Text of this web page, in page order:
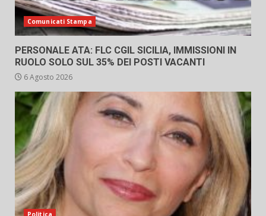
Comunicati Stampa
PERSONALE ATA: FLC CGIL SICILIA, IMMISSIONI IN
RUOLO SOLO SUL 35% DEI POSTI VACANTI
6 Agosto 2026